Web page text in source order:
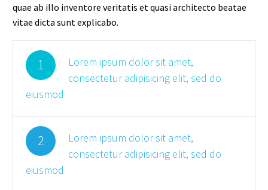
quae ab illo inventore veritatis et quasi architecto beatae
vitae dicta sunt explicabo.
1
Lorem ipsum dolor sit amet,
consectetur adipisicing elit, sed do
eiusmod
2
Lorem ipsum dolor sit amet,
consectetur adipisicing elit, sed do
eiusmod